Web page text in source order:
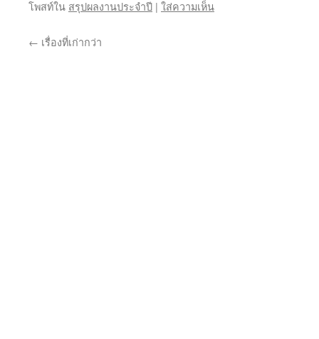
โพสท์ใน สรุปผลงานประจำปี | ใส่ความเห็น
← เรื่องที่เก่ากว่า